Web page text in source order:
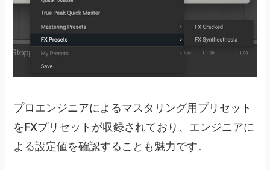
プロエンジニアによるマスタリング用プリセット
をFXプリセットが収録されており、エンジニアに
よる設定値を確認することも魅力です。